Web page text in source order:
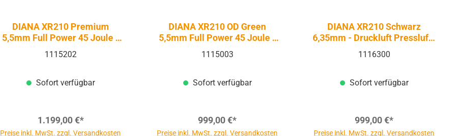
DIANA XR210 Premium
5,5mm Full Power 45 Joule -
Druckluft Pressluft | PCP
1115202
Sofort verfügbar
1.199,00 €*
Preise inkl. MwSt. zzgl. Versandkosten
DIANA XR210 OD Green
5,5mm Full Power 45 Joule -
Druckluft Pressluft | PCP
1115003
Sofort verfügbar
999,00 €*
Preise inkl. MwSt. zzgl. Versandkosten
DIANA XR210 Schwarz
6,35mm - Druckluft Pressluft |
PCP
1116300
Sofort verfügbar
999,00 €*
Preise inkl. MwSt. zzgl. Versandkosten